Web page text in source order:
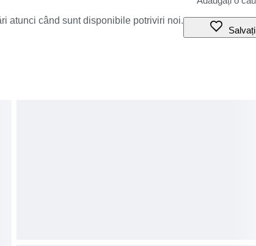
atunci când sunt disponibile potriviri noi.
Salvați